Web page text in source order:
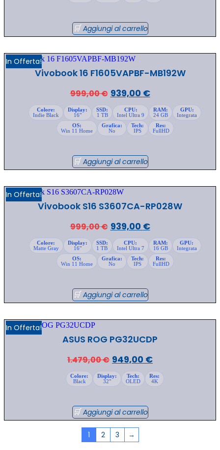
999,00 €.
Aggiungi al carrello
In Offerta!
Vivobook 16 F1605VAPBF-MB192W
999,00€ Il
prezzo
originale
era:
939,00 €Il
prezzo
attuale
è:
Colore:
Indie Black
Display:
16"
SSD:
1 TB
CPU:
Intel Ultra 9
RAM:
24 GB
GPU:
Integrata
OS:
Win 11 Home
Grafica:
No
Tech:
IPS
Res:
FullHD
Aggiungi al carrello
In Offerta!
Vivobook S16 S3607CA-RP028W
999,00€ Il
prezzo
originale
era:
939,00 €Il
prezzo
attuale
è:
Colore:
Matte Gray
Display:
16"
SSD:
1 TB
CPU:
Intel Ultra 7
RAM:
16 GB
GPU:
Integrata
OS:
Win 11 Home
Grafica:
No
Tech:
IPS
Res:
FullHD
Aggiungi al carrello
In Offerta!
ASUS ROG PG32UCDP
1.479,00€ Il
prezzo
originale
1.479,00 €.
949,00 €Il
prezzo
attuale
Colore:
Black
Display:
32"
Tech:
OLED
Res:
4K
Aggiungi al carrello
1 2 3 →